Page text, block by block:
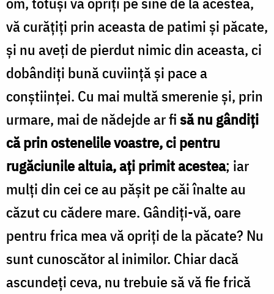
vă curățiți prin aceasta de patimi și păcate,
și nu aveți de pierdut nimic din aceasta, ci
dobândiți bună cuviință și pace a
conștiinței. Cu mai multă smerenie și, prin
urmare, mai de nădejde ar fisă nu gândiți
că prin ostenelile voastre, ci pentru
rugăciunile altuia, ați primit acestea; iar
mulți din cei ce au pășit pe căi înalte au
căzut cu cădere mare. Gândiți-vă, oare
pentru frica mea vă opriți de la păcate? Nu
sunt cunoscător al inimilor. Chiar dacă
ascundeți ceva, nu trebuie să vă fie frică